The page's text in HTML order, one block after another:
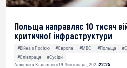
Польща направляє 10 тисяч
критичної інфраструктури
#Війна з Росією #Європа #МВС #Польща
#Співпраця
#Сусіди
Анжеліка Кальченко19 Листопада, 202522:25